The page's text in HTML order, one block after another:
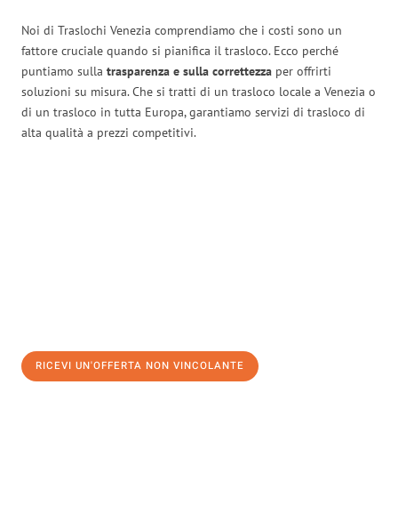
Noi di Traslochi Venezia comprendiamo che i costi sono un
fattore cruciale quando si pianifica il trasloco. Ecco perché
puntiamo sulla trasparenza e sulla correttezza per offrirti
soluzioni su misura. Che si tratti di un trasloco locale a Venezia o
di un trasloco in tutta Europa, garantiamo servizi di trasloco di
alta qualità a prezzi competitivi.
RICEVI UN'OFFERTA NON VINCOLANTE